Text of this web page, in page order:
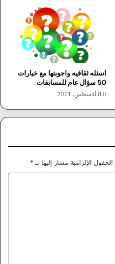
اسئله ثقافيه واجوبتها مع خيارات
50 سؤال عام للمسابقات
8 أغسطس، 2021
الحقول الإلزامية مشار إليها بـ *